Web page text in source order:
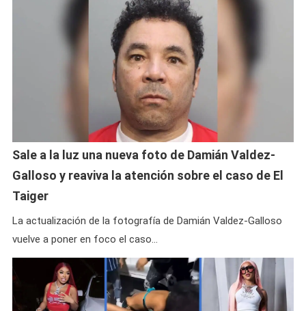
Sale a la luz una nueva foto de Damián Valdez-
Galloso y reaviva la atención sobre el caso de El
Taiger
La actualización de la fotografía de Damián Valdez-Galloso
vuelve a poner en foco el caso…